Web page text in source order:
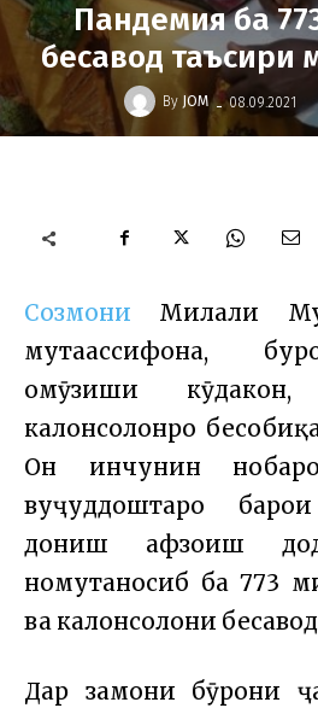
Пандемия ба
бесавод таъсири
By JOM - 08.09.2021
Cозмони
Милали
мутаассифона,
омӯзиши
калонсолонро
Он инчунин
вуҷуддоштаро
дониш афзоиш
номутаносиб ба 773
ва калонсолони
Дар замони бӯҳрони